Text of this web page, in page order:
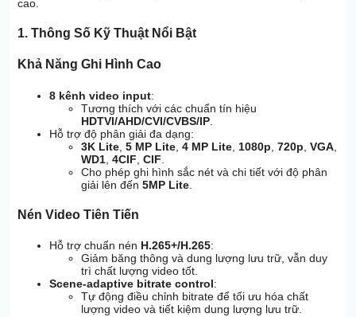
cao.
1. Thông Số Kỹ Thuật Nổi Bật
Khả Năng Ghi Hình Cao
8 kênh video input:
Tương thích với các chuẩn tín hiệu
HDTVI/AHD/CVI/CVBS/IP
Hỗ trợ độ phân giải đa dạng:
3K Lite ,5 MP Lite ,4 MP Lite 1080p ,720p ,VGA
WD1 ,4CIF ,CIF
Cho phép ghi hình sắc nét và chi tiết với độ phân
giải lên đến5MP Lite
Nén Video Tiên Tiến
Hỗ trợ chuẩn nén H.265+/H.265:
Giảm băng thông và dung lượng lưu trữ, vẫn duy
trì chất lượng video tốt.
Scene-adaptive bitrate control:
Tự động điều chỉnh bitrate để tối ưu hóa chất
lượng video và tiết kiệm dung lượng lưu trữ.